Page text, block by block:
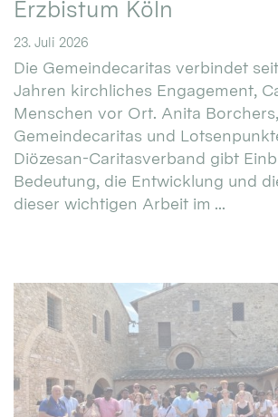
Erzbistum Köln
23. Juli 2026
Die Gemeindecaritas verbindet
Jahren kirchliches Engagement,
Menschen vor Ort. Anita
Gemeindecaritas und
Diözesan-Caritasverband gibt
Bedeutung, die Entwicklung und
dieser wichtigen Arbeit im ...